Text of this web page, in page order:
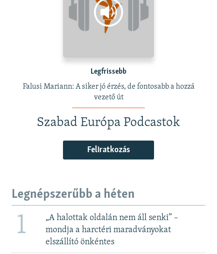
Legfrissebb
Falusi Mariann: A siker jó érzés, de fontosabb a hozzá
vezető út
Szabad Európa Podcastok
Feliratkozás
Legnépszerűbb a héten
1
„A halottak oldalán nem áll senki” –
mondja a harctéri maradványokat
elszállító önkéntes